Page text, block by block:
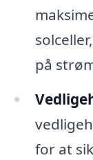
på
for at